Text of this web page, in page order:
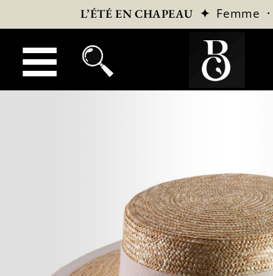
L’ÉTÉ EN CHAPEAU ✦ Femme